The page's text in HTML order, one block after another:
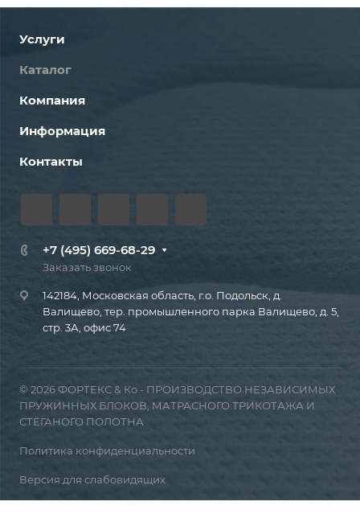
Услуги
Каталог
Компания
Информация
Контакты
+7 (495) 669-68-29
Заказать звонок
142184, Московская область, г.о. Подольск, д.
Валищево, тер. промышленного парка Валищево, д. 5,
стр. 3А, офис 74
© 2026 ФОРТЕКС & Ко - ПРОИЗВОДСТВО НЕЗАВИСИМЫХ
ПРУЖИННЫХ БЛОКОВ, МАТРАСНОГО ТРИКОТАЖА И
СТЁГАНОГО ПОЛОТНА
Политика конфиденциальности
Версия для слабовидящих